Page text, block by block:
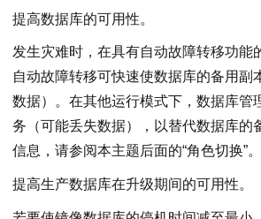
提高数据库的可用性。
发生灾难时，在具有自动故障转移功能
自动故障转移可快速使数据库的备用副
数据）。在其他运行模式下，数据库管
务（可能丢失数据），以替代数据库的
信息，请参阅本主题后面的“角色切换”。
提高生产数据库在升级期间的可用性。